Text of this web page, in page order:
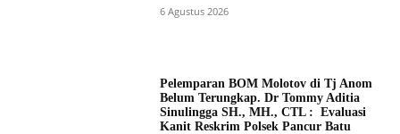
6 Agustus 2026
Pelemparan BOM Molotov di Tj Anom
Belum Terungkap. Dr Tommy Aditia
Sinulingga SH., MH., CTL : Evaluasi
Kanit Reskrim Polsek Pancur Batu